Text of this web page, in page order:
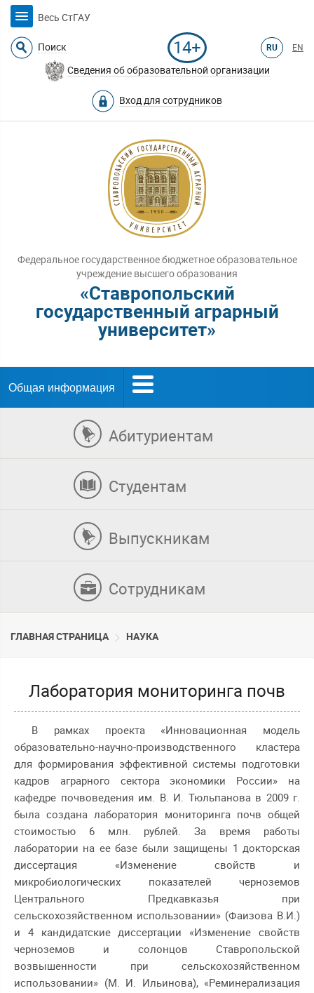
Весь СтГАУ
Поиск 14+ RU EN
Сведения об образовательной организации
Вход для сотрудников
Федеральное государственное бюджетное образовательное
учреждение высшего образования
«Ставропольский
государственный аграрный
университет»
Общая информация
Абитуриентам
Студентам
Выпускникам
Сотрудникам
ГЛАВНАЯ СТРАНИЦА НАУКА
Лаборатория мониторинга почв
В рамках проекта «Инновационная модель
образовательно-научно-производственного кластера
для формирования эффективной системы подготовки
кадров аграрного сектора экономики России» на
кафедре почвоведения им. В. И. Тюльпанова в 2009 г.
была создана лаборатория мониторинга почв общей
стоимостью 6 млн. рублей. За время работы
лаборатории на ее базе были защищены 1 докторская
диссертация «Изменение свойств и
микробиологических показателей черноземов
Центрального Предкавказья при
сельскохозяйственном использовании» (Фаизова В.И.)
и 4 кандидатские диссертации «Изменение свойств
черноземов и солонцов Ставропольской
возвышенности при сельскохозяйственном
использовании» (М. И. Ильинова), «Реминерализация